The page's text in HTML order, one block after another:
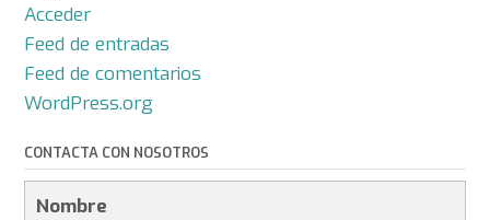
Acceder
Feed de entradas
Feed de comentarios
WordPress.org
CONTACTA CON NOSOTROS
Nombre